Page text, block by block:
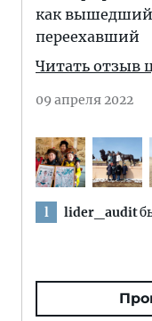
как вышедший
переехавший
Читать отзыв
09 апреля 2022
l lider_audit